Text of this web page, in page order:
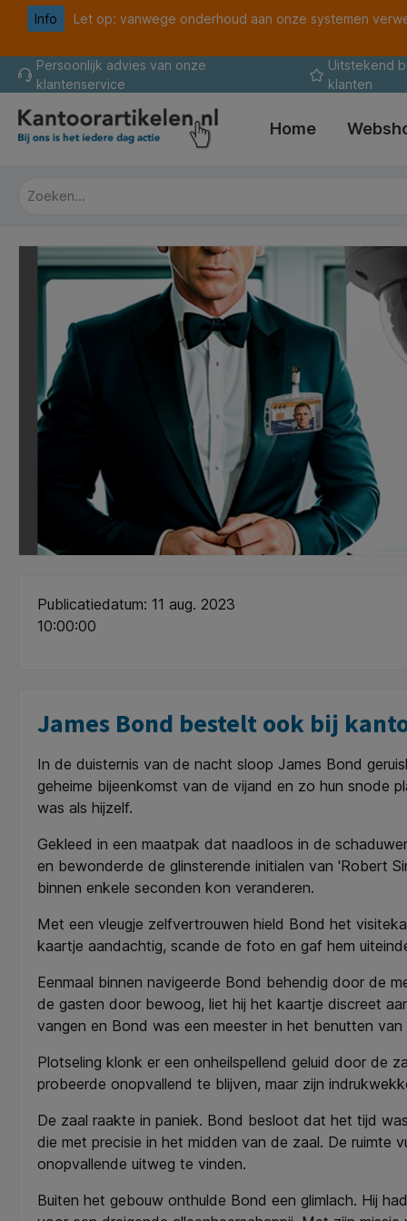
Ga naar de hoofdnavigatie
Info
Let op: vanwege onderhoud aan onze systemen
Persoonlijk advies van onze
klantenservice
Uitstekend
klanten
Home
Publicatiedatum: 11 aug. 2023
10:00:00
James Bond bestelt ook bij
In de duisternis van de nacht sloop James Bond
geheime bijeenkomst van de vijand en zo hun snode
was als hijzelf.
Gekleed in een maatpak dat naadloos in de
en bewonderde de glinsterende initialen van 'Robert
binnen enkele seconden kon veranderen.
Met een vleugje zelfvertrouwen hield Bond het
kaartje aandachtig, scande de foto en gaf hem
Eenmaal binnen navigeerde Bond behendig door de
de gasten door bewoog, liet hij het kaartje discreet
vangen en Bond was een meester in het benutten van
Plotseling klonk er een onheilspellend geluid door de
probeerde onopvallend te blijven, maar zijn
De zaal raakte in paniek. Bond besloot dat het tijd
die met precisie in het midden van de zaal. De
onopvallende uitweg te vinden.
Buiten het gebouw onthulde Bond een glimlach. Hij